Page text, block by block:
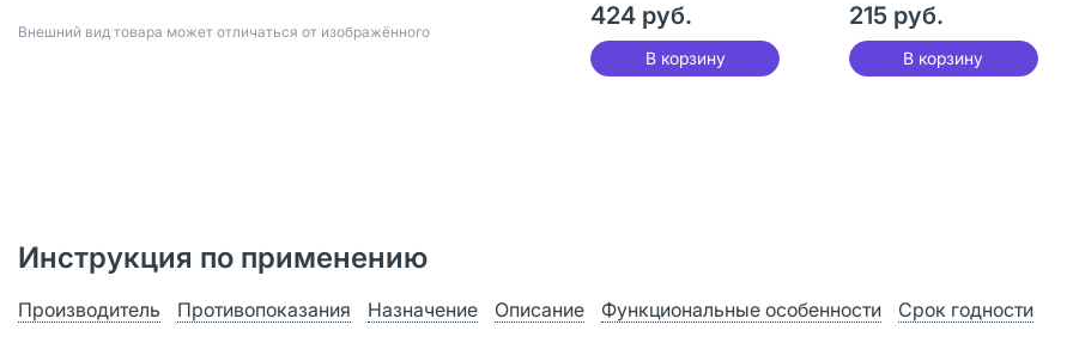
Bнешний вид товара может отличаться от изображённого
424 руб.
В корзину
215 руб.
В корзину
Инструкция по применению
Производитель Противопоказания Назначение Описание Функциональные особенности Срок годности